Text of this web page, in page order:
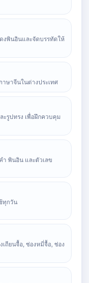
งพินอินและจัดบรรทัดให้
าษาจีนในต่างประเทศ
ะรูปทรง เพื่อฝึกควบคุม
ำ พินอิน และตัวเลข
ทุกวัน
ถียนจื้อ, ช่องหมี่จื้อ, ช่อง